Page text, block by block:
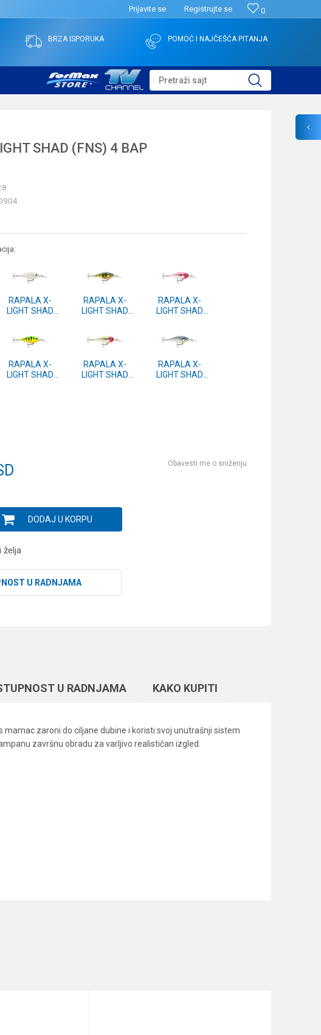
0
Prijavite se Registrujte se
BRZA ISPORUKA POMOĆ I NAJČEŠĆA PITANJA
Pretraži sajt
SHAD (FNS) 4 BAP
RAPALA X-
LIGHT SHAD
RAPALA X-
LIGHT SHAD
RAPALA X-
LIGHT SHAD
RAPALA X-
LIGHT SHAD
RAPALA X-
LIGHT SHAD
RAPALA X-
LIGHT SHAD
Obavesti me o sniženju
DODAJ U KORPU
želja
U RADNJAMA
U RADNJAMA KAKO KUPITI
zaroni do ciljane dubine i koristi svoj unutrašnji sistem
završnu obradu za varljivo realističan izgled.